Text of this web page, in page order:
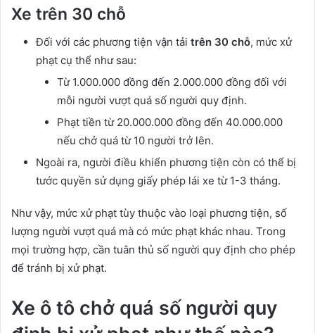
Xe trên 30 chỗ
Đối với các phương tiện vận tải trên 30 chỗ, mức xử
phạt cụ thể như sau:
Từ 1.000.000 đồng đến 2.000.000 đồng đối với
mỗi người vượt quá số người quy định.
Phạt tiền từ 20.000.000 đồng đến 40.000.000
nếu chở quá từ 10 người trở lên.
Ngoài ra, người điều khiển phương tiện còn có thể bị
tước quyền sử dụng giấy phép lái xe từ 1-3 tháng.
Như vậy, mức xử phạt tùy thuộc vào loại phương tiện, số
lượng người vượt quá mà có mức phạt khác nhau. Trong
mọi trường hợp, cần tuân thủ số người quy định cho phép
để tránh bị xử phạt.
Xe ô tô chở quá số người quy